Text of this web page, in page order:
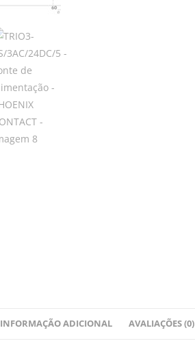
INFORMAÇÃO ADICIONAL AVALIAÇÕES (0)